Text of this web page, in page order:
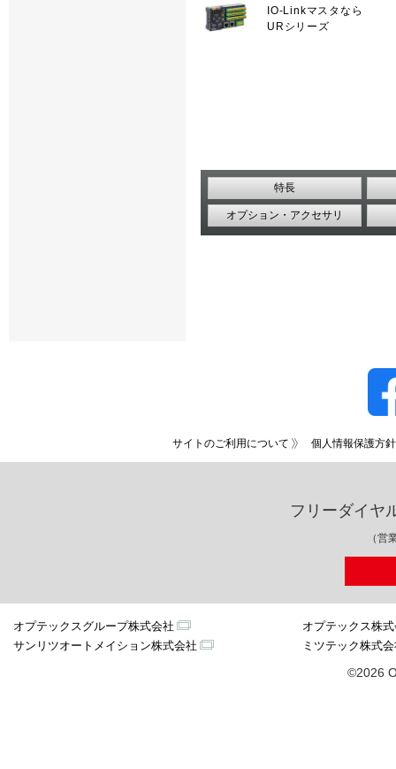
IO-Linkマスタなら
URシリーズ
特長
オプション・アクセサリ
サイトのご利用について 個人情報保護方針
フリーダイヤ
（営
オプテックスグループ株式会社
オプテックス株
サンリツオートメイション株式会社
ミツテック株式
©2026